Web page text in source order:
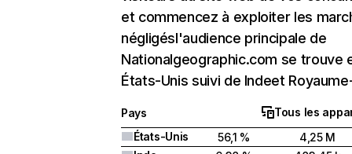
et commencez à exploiter les
négligésl'audience principale de
Nationalgeographic.com se trouve
États-Unis suivi de Indeet
Pays
Tous les
États-Unis
56,1 %
4,25 M